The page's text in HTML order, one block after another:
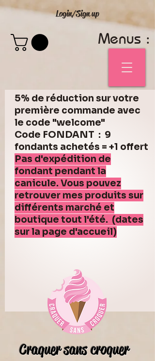
Login/Sign up
Menus :
5% de réduction sur votre
première commande avec
le code "welcome"
Code FONDANT : 9
fondants achetés = +1 offert
Pas d'expédition de
fondant pendant la
canicule. Vous pouvez
retrouver mes produits sur
différents marché et
boutique tout l'été. (dates
sur la page d'accueil)
Craquer sans croquer